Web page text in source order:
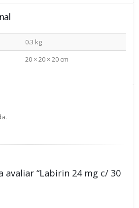
0.3 kg
20 × 20 × 20 cm
avaliar “Labirin 24 mg c/ 30